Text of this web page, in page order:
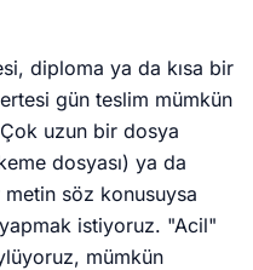
diploma ya da kısa bir
gün teslim mümkün
uzun bir dosya
dosyası) ya da
söz konusuysa
istiyoruz. "Acil"
mümkün